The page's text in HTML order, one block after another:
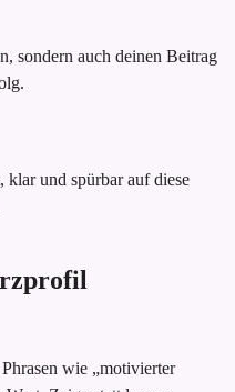
sondern auch deinen Beitrag
und spürbar auf diese
Phrasen wie „motivierter